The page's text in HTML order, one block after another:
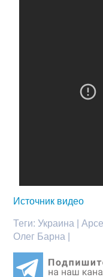
Источник видео
Теги:Украина |
Олег Барна |